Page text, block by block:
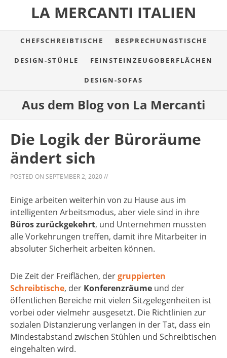
LA MERCANTI ITALIEN
CHEFSCHREIBTISCHE BESPRECHUNGSTISCHE
DESIGN-STÜHLE FEINSTEINZEUGOBERFLÄCHEN
DESIGN-SOFAS
Aus dem Blog von La Mercanti
Die Logik der Büroräume
ändert sich
POSTED ON SEPTEMBER 2, 2020//
Einige arbeiten weiterhin von zu Hause aus im
intelligenten Arbeitsmodus, aber viele sind in ihre
Büros zurückgekehrt, und Unternehmen mussten
alle Vorkehrungen treffen, damit ihre Mitarbeiter in
absoluter Sicherheit arbeiten können.
Die Zeit der Freiflächen, dergruppierten
Schreibtische, der Konferenzräume und der
öffentlichen Bereiche mit vielen Sitzgelegenheiten ist
vorbei oder vielmehr ausgesetzt. Die Richtlinien zur
sozialen Distanzierung verlangen in der Tat, dass ein
Mindestabstand zwischen Stühlen und Schreibtischen
eingehalten wird.